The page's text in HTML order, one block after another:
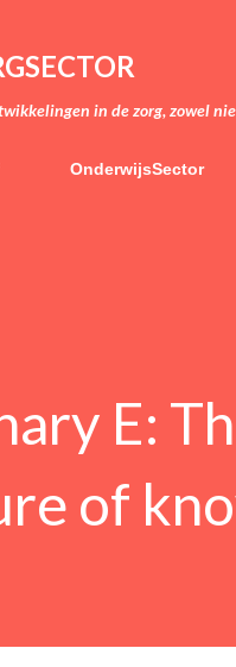
in de zorg, zowel
OnderwijsSector
E:
of